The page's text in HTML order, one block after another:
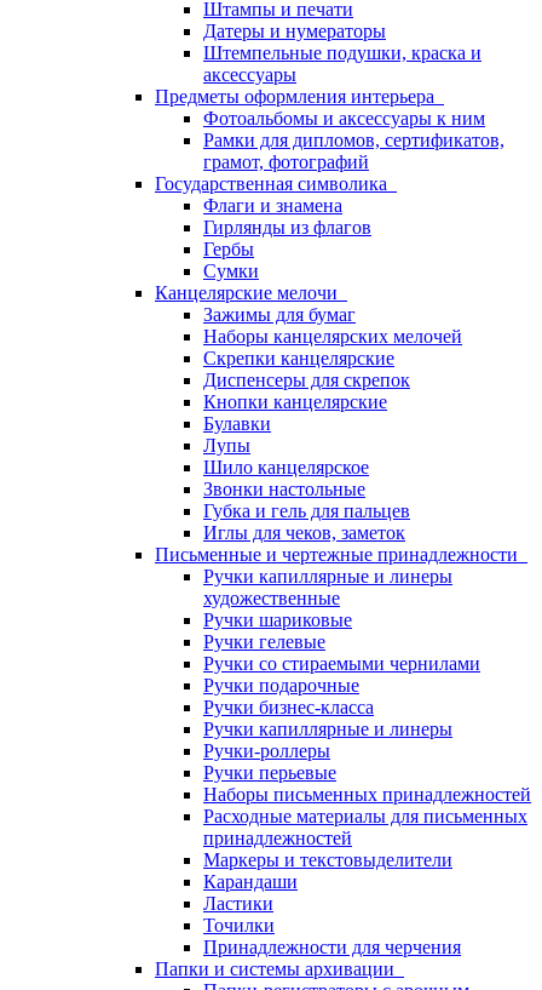
Штампы и печати
Датеры и нумераторы
Штемпельные подушки, краска и
аксессуары
Предметы оформления интерьера
Фотоальбомы и аксессуары к ним
Рамки для дипломов, сертификатов,
грамот, фотографий
Государственная символика
Флаги и знамена
Гирлянды из флагов
Гербы
Сумки
Канцелярские мелочи
Зажимы для бумаг
Наборы канцелярских мелочей
Скрепки канцелярские
Диспенсеры для скрепок
Кнопки канцелярские
Булавки
Лупы
Шило канцелярское
Звонки настольные
Губка и гель для пальцев
Иглы для чеков, заметок
Письменные и чертежные принадлежности
Ручки капиллярные и линеры
художественные
Ручки шариковые
Ручки гелевые
Ручки со стираемыми чернилами
Ручки подарочные
Ручки бизнес-класса
Ручки капиллярные и линеры
Ручки-роллеры
Ручки перьевые
Наборы письменных принадлежностей
Расходные материалы для письменных
принадлежностей
Маркеры и текстовыделители
Карандаши
Ластики
Точилки
Принадлежности для черчения
Папки и системы архивации